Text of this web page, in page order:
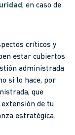
, en caso de
críticos y
estar cubiertos
administrada
si lo hace, por
que
de tu
estratégica.